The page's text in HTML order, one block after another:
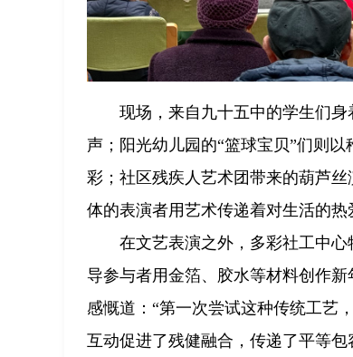
现场，来自九十五中的学生们
声；阳光幼儿园的“篮球宝贝”们则
彩；社区残疾人艺术团带来的葫芦
体的表演者用艺术传递着对生活的热
在文艺表演之外，多彩社工中
导参与者用金箔、胶水等材料创作
感慨道：“第一次尝试这种传统工艺
互动促进了残健融合，传递了平等包